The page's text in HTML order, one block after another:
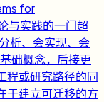
for
与实践的一门超
析、会实现、会
础概念，后接更
程或研究路径的同
于建立可迁移的方